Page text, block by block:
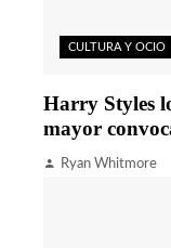
CULTURA Y OCIO
Harry Styles
mayor
Ryan Whitmore